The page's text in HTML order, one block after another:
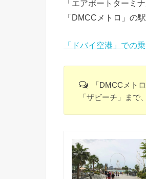
「エアポートターミ
「DMCCメトロ」の
「ドバイ空港」での
「DMCCメト
「ザビーチ」まで